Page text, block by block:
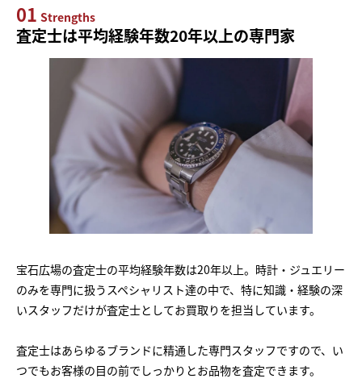
01 Strengths
査定士は平均経験年数20年以上の専門家
宝石広場の査定士の平均経験年数は20年以上。時計・ジュエリー
のみを専門に扱うスペシャリスト達の中で、特に知識・経験の深
いスタッフだけが査定士としてお買取りを担当しています。
査定士はあらゆるブランドに精通した専門スタッフですので、い
つでもお客様の目の前でしっかりとお品物を査定できます。